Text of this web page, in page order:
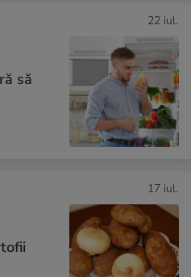
22 iul.
să
17 iul.